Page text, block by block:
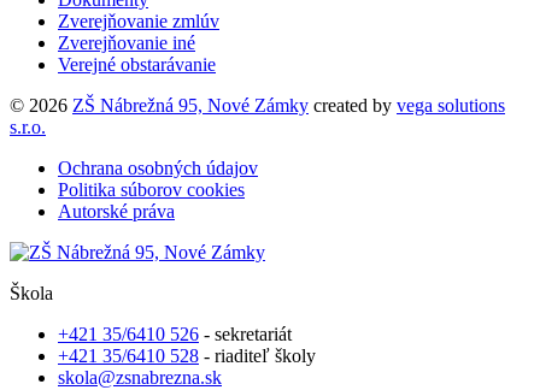
Zverejňovanie zmlúv
Zverejňovanie iné
Verejné obstarávanie
© 2026 ZŠ Nábrežná 95, Nové Zámky created by vega solutions
s.r.o.
Ochrana osobných údajov
Politika súborov cookies
Autorské práva
Škola
+421 35/6410 526 - sekretariát
+421 35/6410 528 - riaditeľ školy
skola@zsnabrezna.sk